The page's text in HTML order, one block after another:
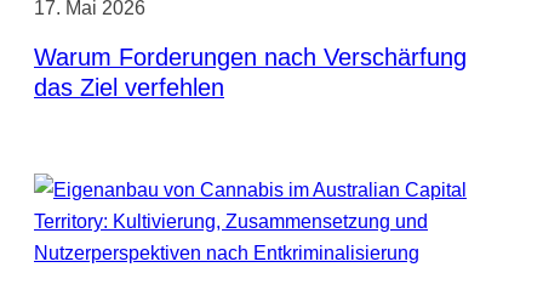
17. Mai 2026
Warum Forderungen nach Verschärfung
das Ziel verfehlen